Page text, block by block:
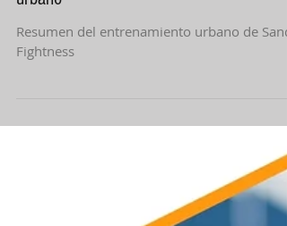
Ecos de una sesión de entrenamiento
urbano